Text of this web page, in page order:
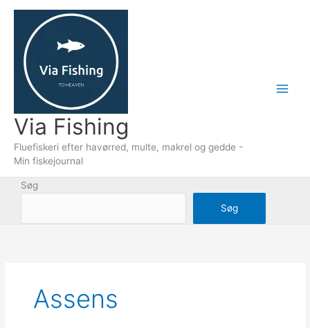
indholdet
Via Fishing
Fluefiskeri efter havørred, multe, makrel og gedde -
Min fiskejournal
Søg
Søg
Assens